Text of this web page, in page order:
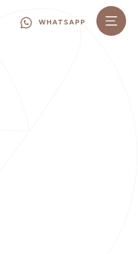
WHATSAPP